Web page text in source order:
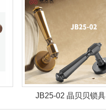
JB25-01 晶贝贝锁具